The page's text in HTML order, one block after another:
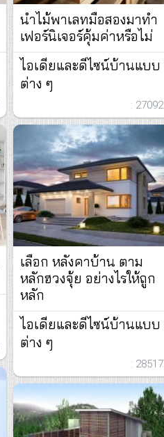
นำไม้พาเลทมือสองมาทำ
เฟอร์นิเจอร์คุ้มค่าหรือไม่
ไอเดียและดีไซน์บ้านแบบ
ต่าง ๆ
: 27092
เลือก หลังคาบ้าน ตาม
หลักฮวงจุ้ย อย่างไรให้ถูก
หลัก
ไอเดียและดีไซน์บ้านแบบ
ต่าง ๆ
: 28517